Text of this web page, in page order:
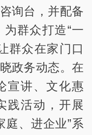
询台，并配备
群众打造“一
群众在家门口
政务动态。在
宣讲、文化惠
践活动，开展
庭、进企业”系